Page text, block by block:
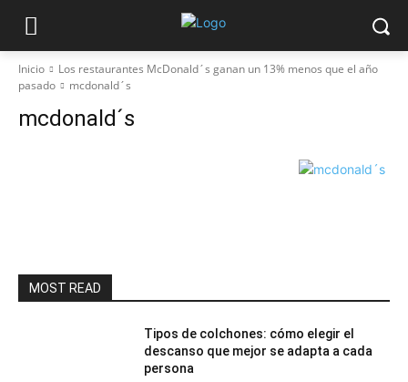
Inicio
Los restaurantes McDonald´s ganan un 13% menos que el año
pasado
mcdonald´s
mcdonald´s
MOST READ
Tipos de colchones: cómo elegir el
descanso que mejor se adapta a cada
persona